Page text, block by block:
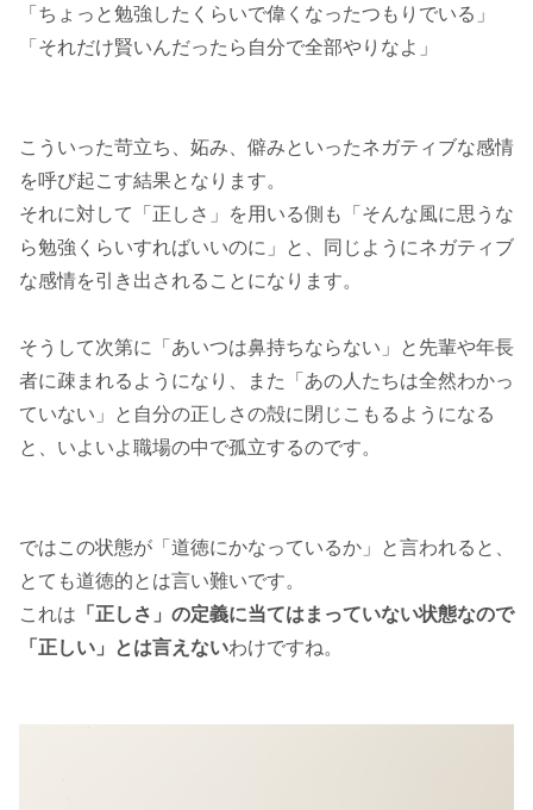
「ちょっと勉強したくらいで偉くなったつもりでいる」
「それだけ賢いんだったら自分で全部やりなよ」
こういった苛立ち、妬み、僻みといったネガティブな感情
を呼び起こす結果となります。
それに対して「正しさ」を用いる側も「そんな風に思うな
ら勉強くらいすればいいのに」と、同じようにネガティブ
な感情を引き出されることになります。
そうして次第に「あいつは鼻持ちならない」と先輩や年長
者に疎まれるようになり、また「あの人たちは全然わかっ
ていない」と自分の正しさの殻に閉じこもるようになる
と、いよいよ職場の中で孤立するのです。
ではこの状態が「道徳にかなっているか」と言われると、
とても道徳的とは言い難いです。
これは 「正しさ」の定義に当てはまっていない状態なので
「正しい」とは言えないわけですね。